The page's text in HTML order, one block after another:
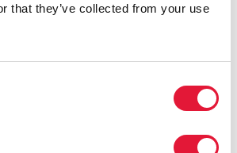
that they’ve collected from your use